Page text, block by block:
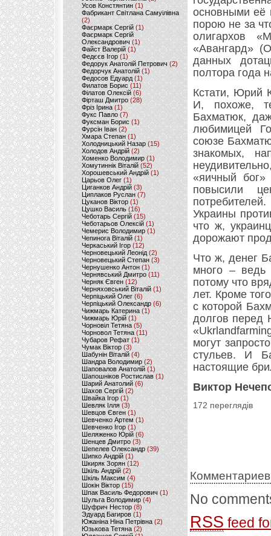
Усов Констянтин(1)
Фабрикант Світлана Самуілівна
(2)
Фаєрмарк Сергій(1)
Фаєрмарк Сергій
Олександрович (1)
Файст Валерій(1)
Федєєв Ігор (1)
Федорук Анатолій Петрович (2)
Федорчук Анатолій (1)
Федосов Едуард (1)
Филатов Борис (11)
Філатов Олексій (6)
Фірташ Дмитро (28)
Фріз Ірина (1)
Фукс Павло (7)
Фуксман Борис (1)
Фурсін Іван (2)
Хмара Степан(1)
Холодницький Назар(15)
Холодов Андрій (2)
Хоменко Володимир (1)
Хомутиннік Віталій (52)
Хорошевський Андрій (1)
Царьов Олег (1)
Циганков Андрій (3)
Циплаков Руслан(7)
Цуканов Віктор (1)
Цушко Василь (16)
Чеботарь Сергій (15)
Чеботарьов Олексій (1)
Чемерис Володимир (1)
Чепинога Віталій (1)
Черкаський Ігор (12)
Черновецький Леонід(2)
Черновецький Степан (3)
Чернушенко Антон (1)
Чернявський Дмитро(11)
Черняк Євген(12)
Черняховський Віталій (1)
Черпіцький Олег (6)
Черпіцький Олександр (6)
Чижмарь Катерина (1)
Чижмарь Юрій (1)
Чорновіл Тетяна (5)
Чорновол Тетяна (11)
Чубаров Рефат (1)
Чумак Віктор(3)
Шабунін Віталій (4)
Шандра Володимир (2)
Шаповалов Анатолій(1)
Шапошніков Ростислав(1)
Шарий Анатолий(6)
Шахов Сергій(2)
Швайка Ігор (1)
Шевляк Ілля (3)
Шевцов Євген (1)
Шевченко Артем(1)
Шевченко Ігор(1)
Шеляженко Юрій (6)
Шенцев Дмитро (3)
Шепелев Олександр (39)
Шипко Андрій(1)
Шкиряк Зорян(12)
Шкіль Андрій(2)
Шкіль Максим (4)
Шокін Віктор (15)
Шпак Василь Федорович (1)
Шульга Володимир (4)
Шуфрич Нестор(8)
Эдуард Багиров (1)
Южаніна Ніна Петрівна (2)
Юзькова Тетяна(2)
основными её
порою не за
олигархов
«Авангард»
данных
полтора года
Кстати, Юрий
И, похоже,
Бахматюк,
любимицей
союзе
знакомых,
«яичный
повысили
Украины
что ж,
дорожают
Что ж, денег
много – ведь
потому что
лет. Кроме
с которой
долгов перед
могут
стульев. И
настоящие
Виктор
172 переглядів
No
RSS feed